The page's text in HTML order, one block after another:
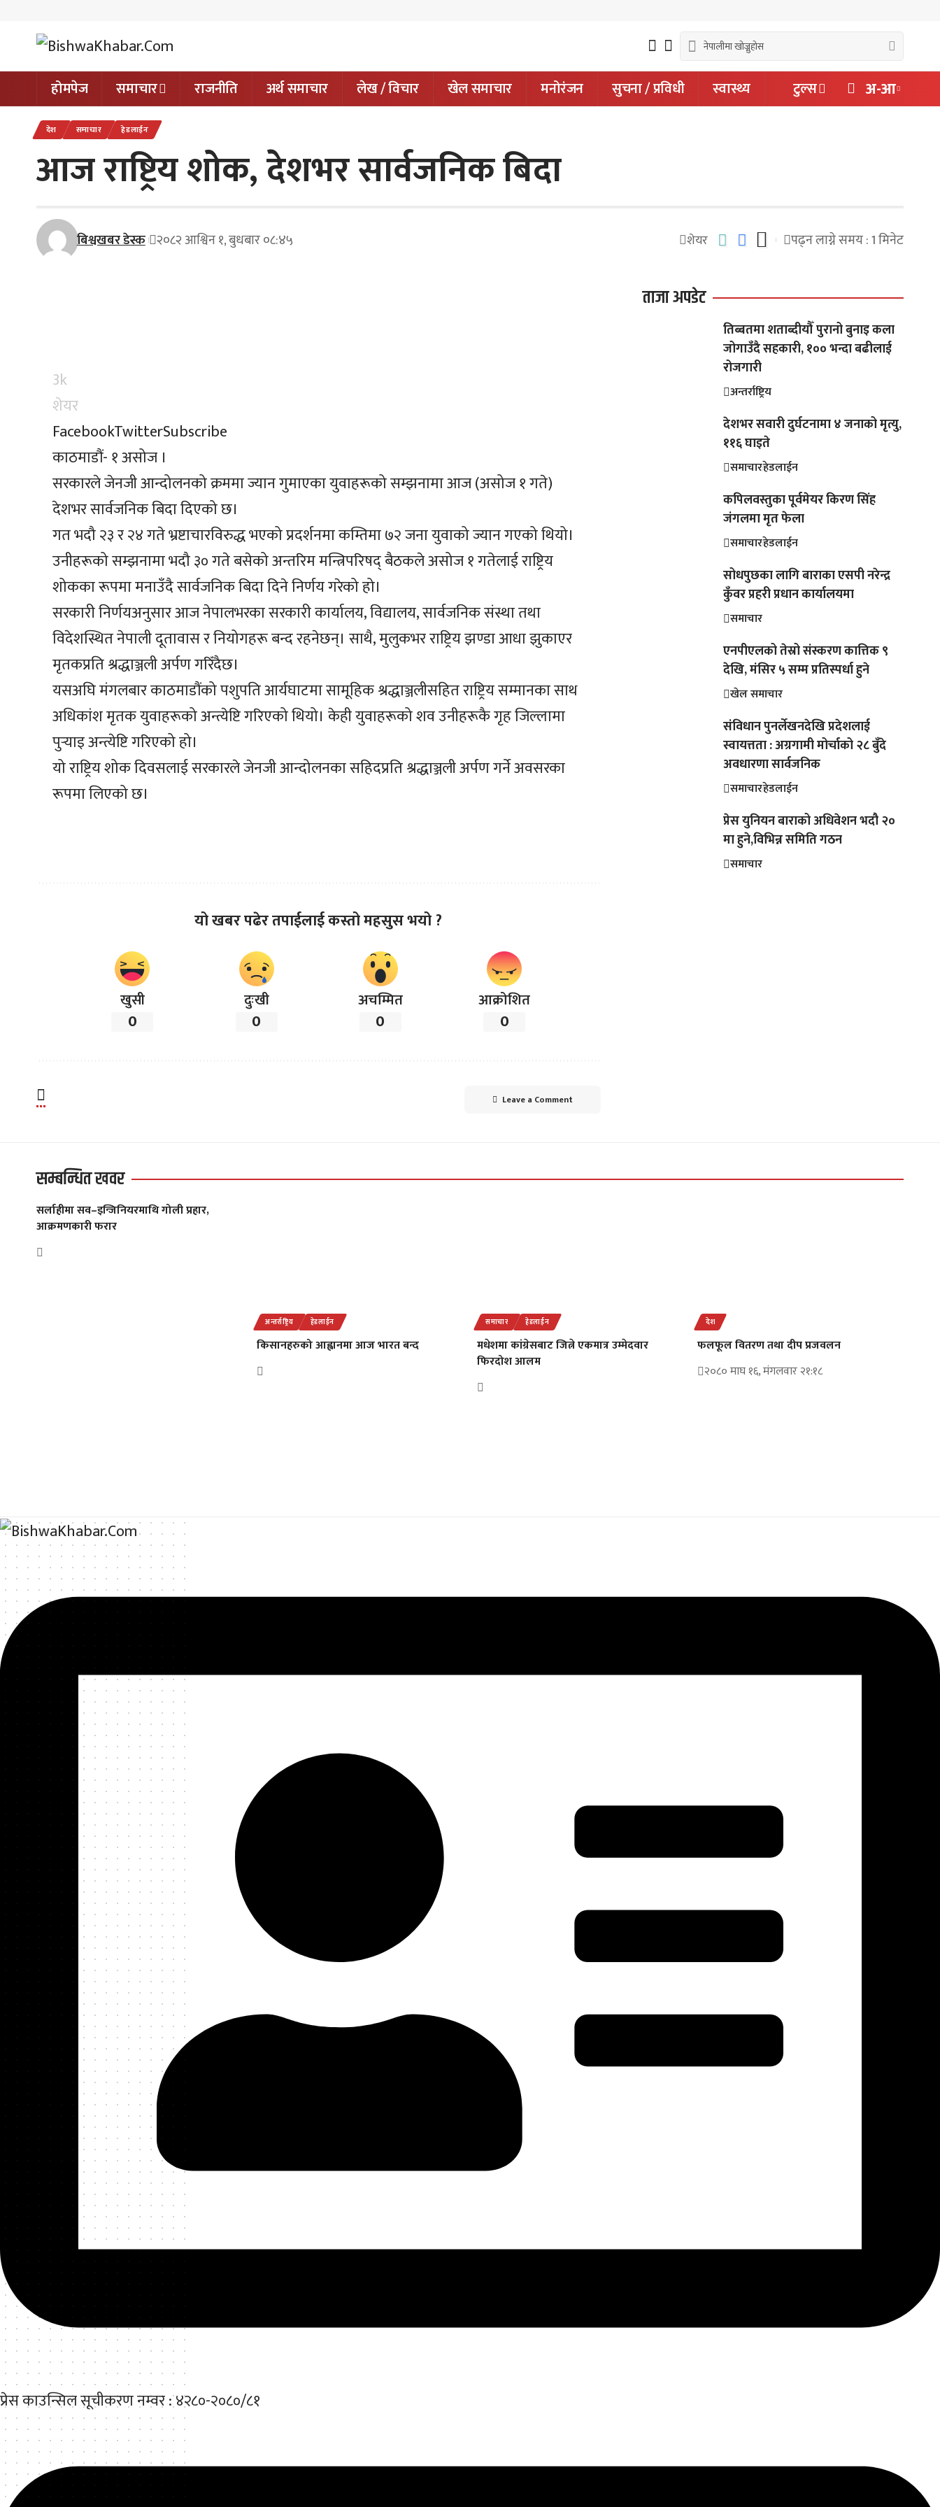
होमपेज समाचार राजनीति अर्थ समाचार लेख / विचार खेल समाचार मनोरंजन सुचना / प्रविधी स्वास्थ्य टुल्स
Font
अ-आ
देश समाचार हेडलाईन
आज राष्ट्रिय शोक, देशभर सार्वजनिक बिदा
बिश्वखबर डेस्क २०८२ आश्विन १, बुधबार ०८:४५ शेयर पढ्न लाग्ने समय : 1 मिनेट
3k
शेयर
FacebookTwitterSubscribe
काठमाडौं- १ असोज ।
सरकारले जेनजी आन्दोलनको क्रममा ज्यान गुमाएका युवाहरूको सम्झनामा आज (असोज १ गते)
देशभर सार्वजनिक बिदा दिएको छ।
गत भदौ २३ र २४ गते भ्रष्टाचारविरुद्ध भएको प्रदर्शनमा कम्तिमा ७२ जना युवाको ज्यान गएको थियो।
उनीहरूको सम्झनामा भदौ ३० गते बसेको अन्तरिम मन्त्रिपरिषद् बैठकले असोज १ गतेलाई राष्ट्रिय
शोकका रूपमा मनाउँदै सार्वजनिक बिदा दिने निर्णय गरेको हो।
सरकारी निर्णयअनुसार आज नेपालभरका सरकारी कार्यालय, विद्यालय, सार्वजनिक संस्था तथा
विदेशस्थित नेपाली दूतावास र नियोगहरू बन्द रहनेछन्। साथै, मुलुकभर राष्ट्रिय झण्डा आधा झुकाएर
मृतकप्रति श्रद्धाञ्जली अर्पण गरिँदैछ।
यसअघि मंगलबार काठमाडौंको पशुपति आर्यघाटमा सामूहिक श्रद्धाञ्जलीसहित राष्ट्रिय सम्मानका साथ
अधिकांश मृतक युवाहरूको अन्त्येष्टि गरिएको थियो। केही युवाहरूको शव उनीहरूकै गृह जिल्लामा
पुर्‍याइ अन्त्येष्टि गरिएको हो।
यो राष्ट्रिय शोक दिवसलाई सरकारले जेनजी आन्दोलनका सहिदप्रति श्रद्धाञ्जली अर्पण गर्ने अवसरका
रूपमा लिएको छ।
यो खबर पढेर तपाईलाई कस्तो महसुस भयो ?
खुसी
0
दुःखी
0
अचम्मित
0
आक्रोशित
0
Leave a Comment
ताजा अपडेट
तिब्बतमा शताब्दीयौँ पुरानो बुनाइ कला
जोगाउँदै सहकारी, १०० भन्दा बढीलाई
रोजगारी
अन्तर्राष्ट्रिय
देशभर सवारी दुर्घटनामा ४ जनाको मृत्यु,
११६ घाइते
समाचारहेडलाईन
कपिलवस्तुका पूर्वमेयर किरण सिंह
जंगलमा मृत फेला
समाचारहेडलाईन
सोधपुछका लागि बाराका एसपी नरेन्द्र
कुँवर प्रहरी प्रधान कार्यालयमा
समाचार
एनपीएलको तेस्रो संस्करण कात्तिक ९
देखि, मंसिर ५ सम्म प्रतिस्पर्धा हुने
खेल समाचार
संविधान पुनर्लेखनदेखि प्रदेशलाई
स्वायत्तता : अग्रगामी मोर्चाको २८ बुँदे
अवधारणा सार्वजनिक
समाचारहेडलाईन
प्रेस युनियन बाराको अधिवेशन भदौ २०
मा हुने,विभिन्न समिति गठन
समाचार
सम्बन्धित खवर
सर्लाहीमा सव–इन्जिनियरमाथि गोली प्रहार,
आक्रमणकारी फरार
अन्तर्राष्ट्रिय हेडलाईन
किसानहरुको आह्वानमा आज भारत बन्द
समाचार हेडलाईन
मधेशमा कांग्रेसबाट जित्ने एकमात्र उम्मेदवार
फिरदोश आलम
देश
फलफूल वितरण तथा दीप प्रजवलन
२०८० माघ १६, मंगलवार २१:१८
प्रेस काउन्सिल सूचीकरण नम्वर : ४२८०-२०८०/८१